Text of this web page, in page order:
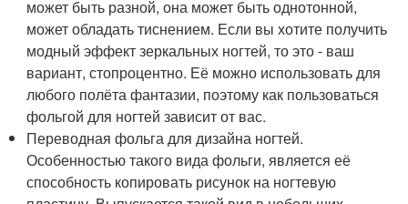
может быть разной, она может быть однотонной,
может обладать тиснением. Если вы хотите получить
модный эффект зеркальных ногтей, то это - ваш
вариант, стопроцентно. Её можно использовать для
любого полёта фантазии, поэтому как пользоваться
фольгой для ногтей зависит от вас.
Переводная фольга для дизайна ногтей.
Особенностью такого вида фольги, является её
способность копировать рисунок на ногтевую